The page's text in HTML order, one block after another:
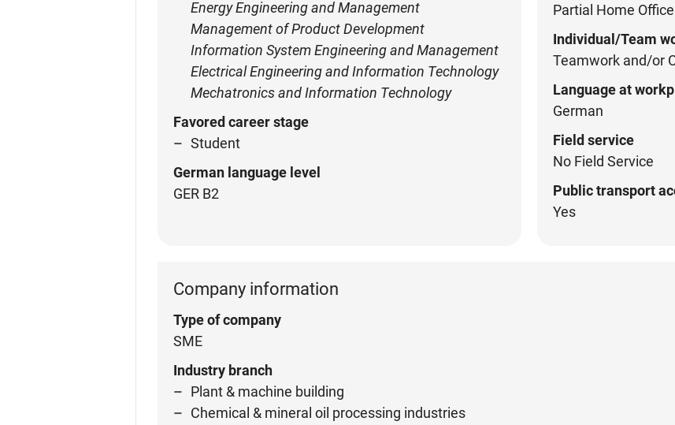
Energy Engineering and Management
Management of Product Development
Information System Engineering and Management
Electrical Engineering and Information Technology
Mechatronics and Information Technology
Favored career stage
Student
German language level
GER B2
Partial Home Office
Individual/Team
Teamwork and/or
Language at
German
Field service
No Field Service
Public transport
Yes
Company information
Type of company
SME
Industry branch
Plant & machine building
Chemical & mineral oil processing industries